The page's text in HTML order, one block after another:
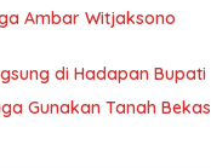
Ambar Witjaksono
di Hadapan Bupati
Gunakan Tanah Bekas